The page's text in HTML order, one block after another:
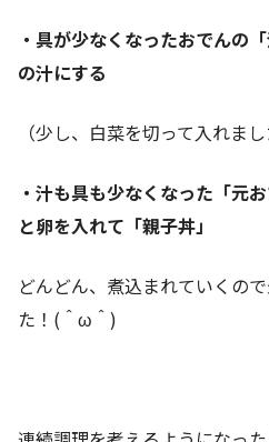
・具が少なくなったおでんの
の汁にする
（少し、白菜を切って入れまし
・汁も具も少なくなった「元
と卵を入れて「親子丼」
どんどん、煮込まれていくの
た！(＾ω＾)